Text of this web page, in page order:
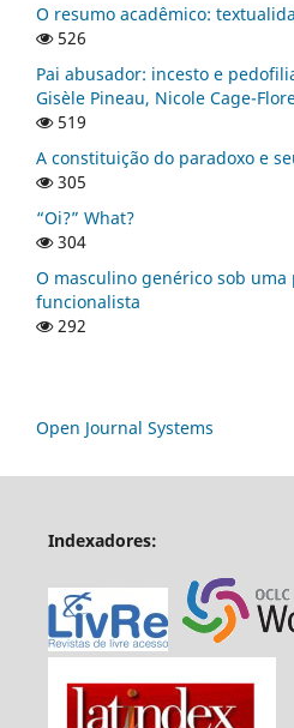
O resumo acadêmico:
526
Pai abusador: incesto e
Gisèle Pineau, Nicole Cage-
519
A constituição do paradoxo e
305
“Oi?” What?
304
O masculino genérico sob
funcionalista
292
Open Journal Systems
Indexadores: